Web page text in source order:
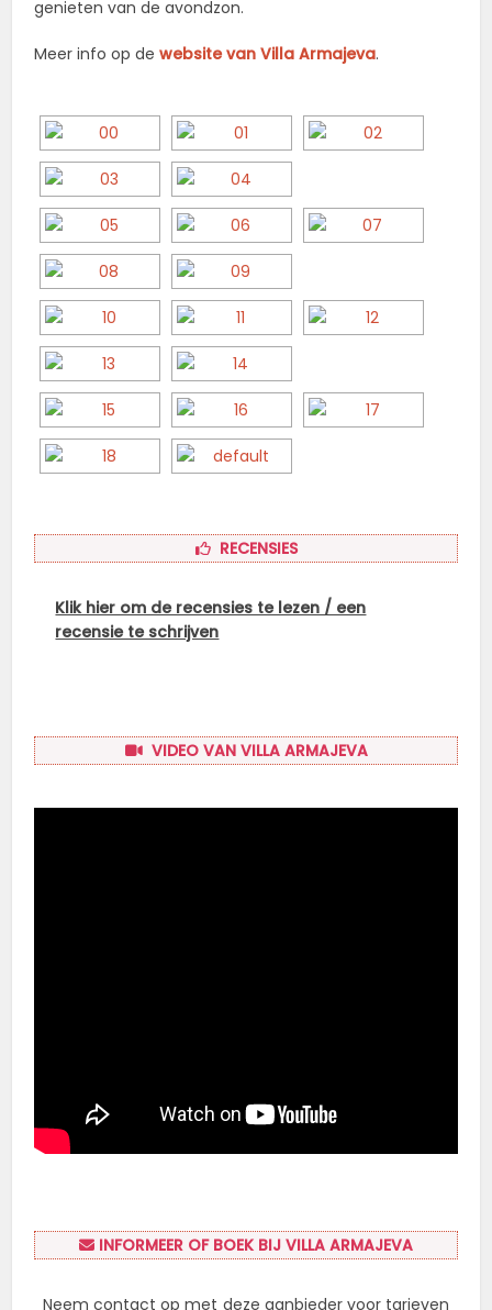
genieten van de avondzon.
Meer info op dewebsite van Villa Armajeva.
RECENSIES
Klik hier om de recensies te lezen / een
recensie te schrijven
VIDEO VAN VILLA ARMAJEVA
INFORMEER OF BOEK BIJ VILLA ARMAJEVA
Neem contact op met deze aanbieder voor tarieven